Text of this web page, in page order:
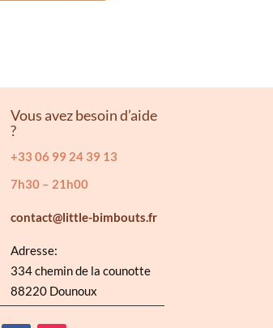
peuvent
choisies
page
produit
Vous avez besoin d’aide
?
+33 06 99 24 39 13
7h30 – 21h00
contact@little-bimbouts.fr
Adresse:
334 chemin de la counotte
88220 Dounoux